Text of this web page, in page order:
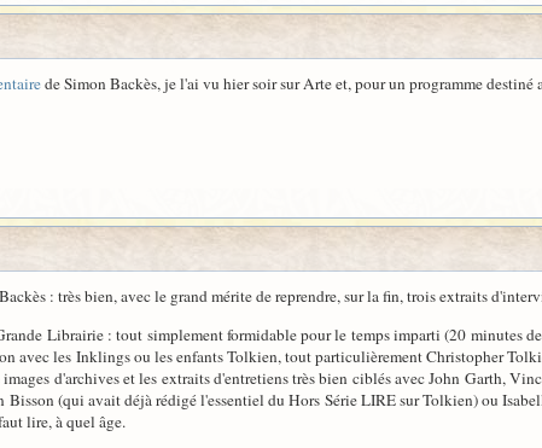
de Simon Backès, je l'ai vu hier soir sur Arte et, pour un programme
: très bien, avec le grand mérite de reprendre, sur la fin, trois extraits
Librairie : tout simplement formidable pour le temps imparti (20 minutes
avec les Inklings ou les enfants Tolkien, tout particulièrement Christopher
d'archives et les extraits d'entretiens très bien ciblés avec John Garth,
Bisson (qui avait déjà rédigé l'essentiel du Hors Série LIRE sur Tolkien) ou
lire, à quel âge.